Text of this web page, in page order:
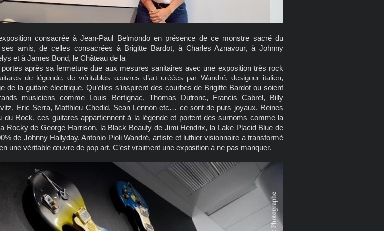
consacrée à Jean-Paul Belmondo en présence de ce monstre sacré du
amis, de celles consacrées à Brigitte Bardot, à Charles Aznavour, à Johnny
et à James Bond, le Château de la
après sa fermeture due aux mesures sanitaires avec une exposition très rock
de légende, de véritables œuvres d’art créées par Wandré, designer italien,
de la guitare électrique. Qu’elles s’inspirent des courbes de Brigitte Bardot ou soient
musiciens comme Louis Bertignac, Thomas Dutronc, Francis Cabrel, Billy
Eric Serra, Matthieu Chedid, Sean Lennon etc… ce sont de purs joyaux. Reines
du Rock, ces guitares appartiennent à la légende et portent des surnoms comme la
Rocky de George Harrison, la Black Beauty de Jimi Hendrix, la Lake Placid Blue de
de Johnny Hallyday. Antonio Pioli Wandré, artiste et luthier visionnaire a transformé
une véritable œuvre de pop art. C’est vraiment une exposition à ne pas manquer.